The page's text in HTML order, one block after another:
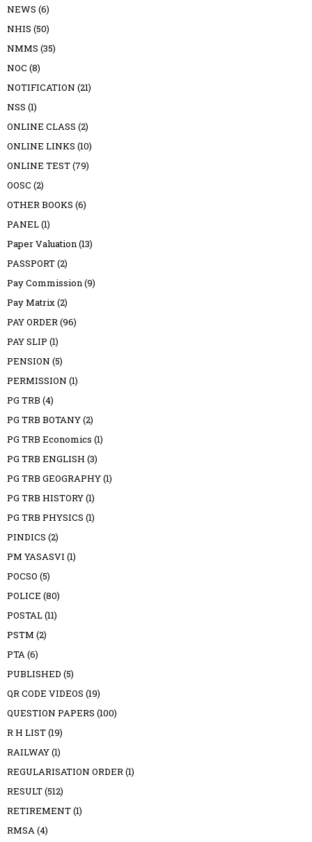
NEWS (6)
NHIS (50)
NMMS (35)
NOC (8)
NOTIFICATION (21)
NSS (1)
ONLINE CLASS (2)
ONLINE LINKS (10)
ONLINE TEST(79)
OOSC (2)
OTHER BOOKS (6)
PANEL(1)
Paper Valuation(13)
PASSPORT(2)
Pay Commission(9)
Pay Matrix(2)
PAY ORDER(96)
PAY SLIP (1)
PENSION (5)
PERMISSION (1)
PG TRB (4)
PG TRB BOTANY(2)
PG TRB Economics (1)
PG TRB ENGLISH (3)
PG TRB GEOGRAPHY(1)
PG TRB HISTORY(1)
PG TRB PHYSICS (1)
PINDICS (2)
PM YASASVI (1)
POCSO (5)
POLICE (80)
POSTAL(11)
PSTM (2)
PTA(6)
PUBLISHED (5)
QR CODE VIDEOS (19)
QUESTION PAPERS (100)
R H LIST(19)
RAILWAY(1)
REGULARISATION ORDER(1)
RESULT(512)
RETIREMENT(1)
RMSA(4)